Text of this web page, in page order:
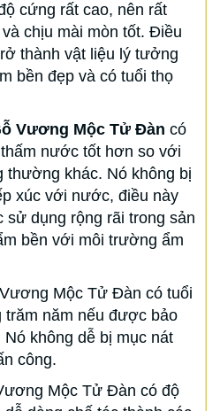
cứng rất cao, nên rất
chịu mài mòn tốt. Điều
thành vật liệu lý tưởng
bền đẹp và có tuổi thọ
Vương Mộc Tử Đàn có
nước tốt hơn so với
thường khác. Nó không bị
xúc với nước, điều này
sử dụng rộng rãi trong sản
bền với môi trường ẩm
Mộc Tử Đàn có tuổi
trăm năm nếu được bảo
không dễ bị mục nát
công.
Mộc Tử Đàn có độ